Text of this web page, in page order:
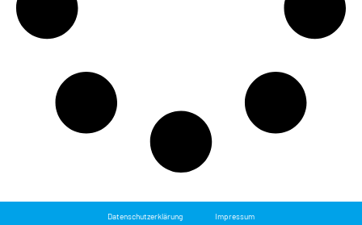
Datenschutzerklärung Impressum